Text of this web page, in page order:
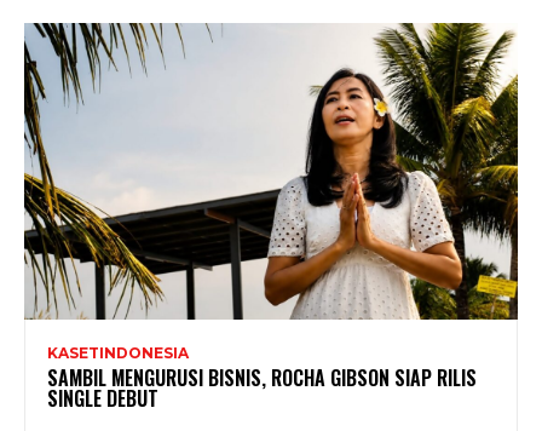
KASETINDONESIA
SAMBIL MENGURUSI BISNIS, ROCHA GIBSON SIAP RILIS
SINGLE DEBUT